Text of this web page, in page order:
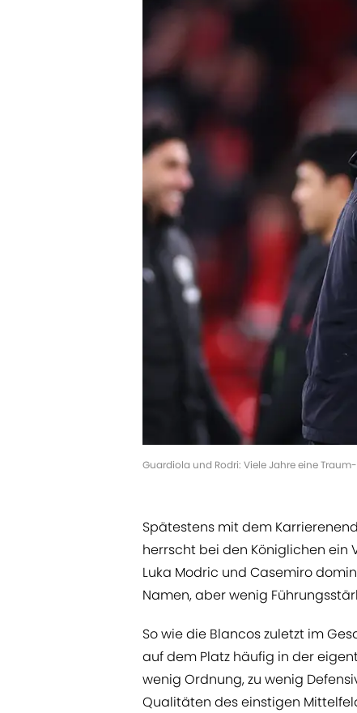
Guardiola und Rodri: Viele Jahre eine
Spätestens mit dem
herrscht bei den Königlichen ein
Luka Modric und Casemiro
Namen, aber wenig
So wie die Blancos zuletzt im
auf dem Platz häufig in der
wenig Ordnung, zu wenig
Qualitäten des einstigen